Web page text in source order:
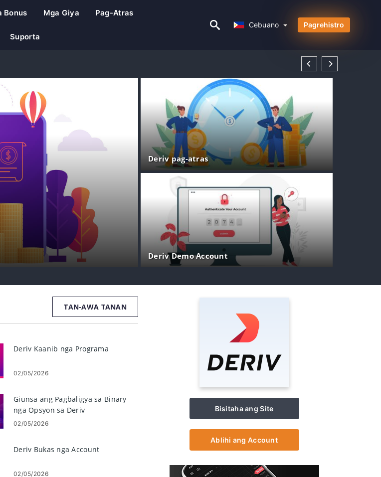
Bonus Mga Giya Pag-Atras
Suporta
Cebuano Pagrehistro
Deriv pag-atras
Deriv Demo Account
TAN-AWA TANAN
Deriv Kaanib nga Programa
02/05/2026
Giunsa ang Pagbaligya sa Binary
nga Opsyon sa Deriv
02/05/2026
Deriv Bukas nga Account
02/05/2026
Bisitaha ang Site
Ablihi ang Account